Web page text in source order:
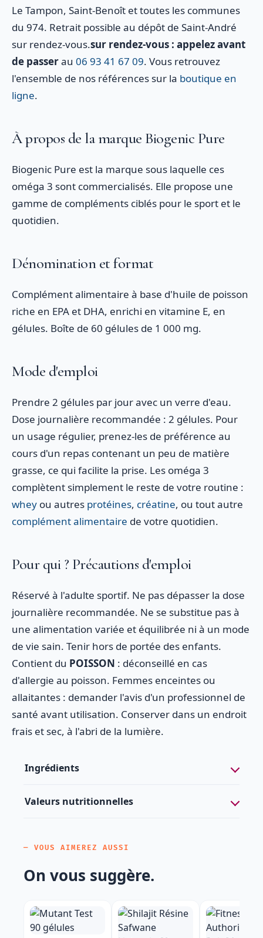
Le Tampon, Saint-Benoît et toutes les communes
du 974. Retrait possible au dépôt de Saint-André
sur rendez-vous.sur rendez-vous : appelez avant
de passerau 06 93 41 67 09. Vous retrouvez
l'ensemble de nos références sur la boutique en
ligne.
À propos de la marque Biogenic Pure
Biogenic Pure est la marque sous laquelle ces
oméga 3 sont commercialisés. Elle propose une
gamme de compléments ciblés pour le sport et le
quotidien.
Dénomination et format
Complément alimentaire à base d'huile de poisson
riche en EPA et DHA, enrichi en vitamine E, en
gélules. Boîte de 60 gélules de 1 000 mg.
Mode d'emploi
Prendre 2 gélules par jour avec un verre d'eau.
Dose journalière recommandée : 2 gélules. Pour
un usage régulier, prenez-les de préférence au
cours d'un repas contenant un peu de matière
grasse, ce qui facilite la prise. Les oméga 3
complètent simplement le reste de votre routine :
whey ou autres protéines, créatine, ou tout autre
complément alimentaire de votre quotidien.
Pour qui ? Précautions d'emploi
Réservé à l'adulte sportif. Ne pas dépasser la dose
journalière recommandée. Ne se substitue pas à
une alimentation variée et équilibrée ni à un mode
de vie sain. Tenir hors de portée des enfants.
Contient du POISSON : déconseillé en cas
d'allergie au poisson. Femmes enceintes ou
allaitantes : demander l'avis d'un professionnel de
santé avant utilisation. Conserver dans un endroit
frais et sec, à l'abri de la lumière.
Ingrédients
Valeurs nutritionnelles
— VOUS AIMEREZ AUSSI
On vous suggère.